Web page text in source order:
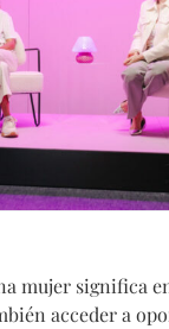
mujer significa
acceder a